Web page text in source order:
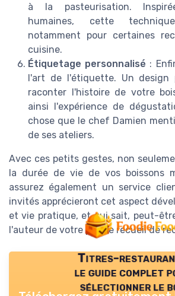
à la pasteurisation.
humaines, cette
notamment pour certaines
cuisine.
Étiquetage personnalisé :
l'art de l'étiquette. Un design
raconter l'histoire de votre
ainsi l'expérience de
chose que le chef Damien
de ses ateliers.
Avec ces petits gestes, non
la durée de vie de vos boissons
assurez également un service
invités apprécieront cet aspect
et vie pratique, et qui sait, peut-
l'auteur de votre propre recueil de
Titres-
le guide complet
sélectionner le